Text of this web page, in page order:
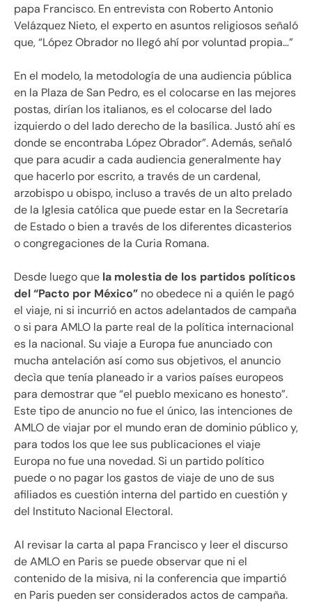
papa Francisco. En entrevista con Roberto Antonio
Velázquez Nieto, el experto en asuntos religiosos señaló
que, “López Obrador no llegó ahí por voluntad propia…”
En el modelo, la metodología de una audiencia pública
en la Plaza de San Pedro, es el colocarse en las mejores
postas, dirían los italianos, es el colocarse del lado
izquierdo o del lado derecho de la basílica. Justó ahí es
donde se encontraba López Obrador”. Además, señaló
que para acudir a cada audiencia generalmente hay
que hacerlo por escrito, a través de un cardenal,
arzobispo u obispo, incluso a través de un alto prelado
de la Iglesia católica que puede estar en la Secretaría
de Estado o bien a través de los diferentes dicasterios
o congregaciones de la Curia Romana.
Desde luego que la molestia de los partidos políticos
del “Pacto por México” no obedece ni a quién le pagó
el viaje, ni si incurrió en actos adelantados de campaña
o si para AMLO la parte real de la política internacional
es la nacional. Su viaje a Europa fue anunciado con
mucha antelación así como sus objetivos, el anuncio
decìa que tenía planeado ir a varios países europeos
para demostrar que “el pueblo mexicano es honesto”.
Este tipo de anuncio no fue el único, las intenciones de
AMLO de viajar por el mundo eran de dominio público y,
para todos los que lee sus publicaciones el viaje
Europa no fue una novedad. Si un partido político
puede o no pagar los gastos de viaje de uno de sus
afiliados es cuestión interna del partido en cuestión y
del Instituto Nacional Electoral.
Al revisar la carta al papa Francisco y leer el discurso
de AMLO en Paris se puede observar que ni el
contenido de la misiva, ni la conferencia que impartió
en Paris pueden ser considerados actos de campaña.